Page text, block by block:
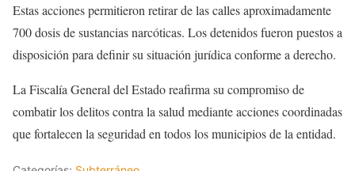
Estas acciones permitieron retirar de las calles aproximadamente
700 dosis de sustancias narcóticas. Los detenidos fueron puestos a
disposición para definir su situación jurídica conforme a derecho.
La Fiscalía General del Estado reafirma su compromiso de
combatir los delitos contra la salud mediante acciones coordinadas
que fortalecen la seguridad en todos los municipios de la entidad.